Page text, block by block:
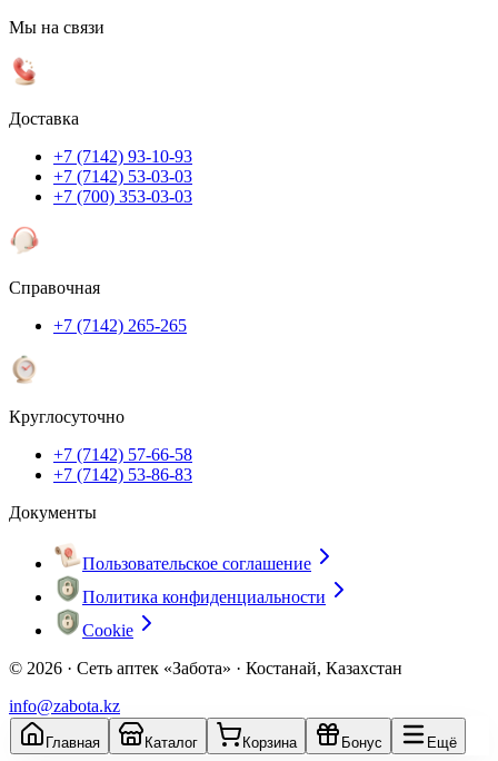
Мы на связи
Доставка
+7 (7142) 93-10-93
+7 (7142) 53-03-03
+7 (700) 353-03-03
Справочная
+7 (7142) 265-265
Круглосуточно
+7 (7142) 57-66-58
+7 (7142) 53-86-83
Документы
Пользовательское соглашение
Политика конфиденциальности
Cookie
© 2026 · Сеть аптек «Забота» · Костанай, Казахстан
info@zabota.kz
Главная Каталог Корзина Бонус Ещё